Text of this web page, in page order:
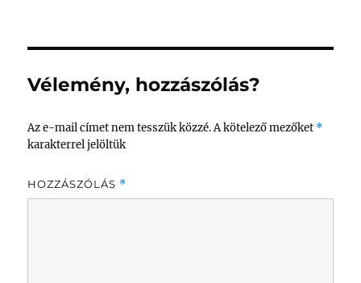
Vélemény, hozzászólás?
Az e-mail címet nem tesszük közzé. A kötelező mezőket *
karakterrel jelöltük
HOZZÁSZÓLÁS *